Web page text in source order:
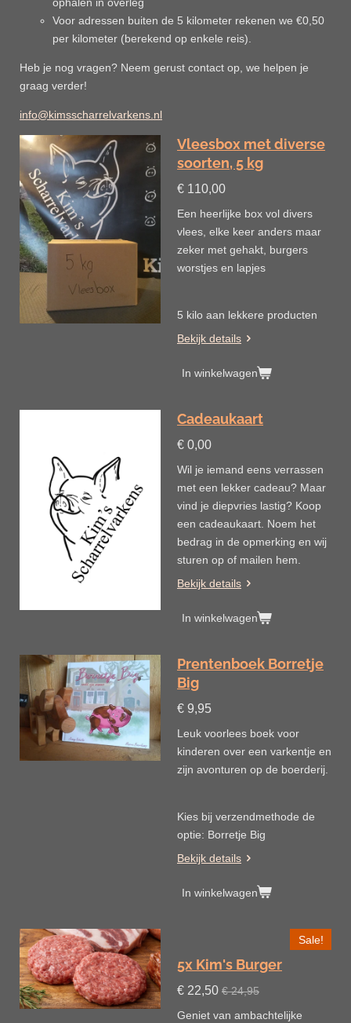
Voor adressen buiten de 5 kilometer rekenen we €0,50
per kilometer (berekend op enkele reis).
Heb je nog vragen? Neem gerust contact op, we helpen je
graag verder!
info@kimsscharrelvarkens.nl
Vleesbox met diverse
soorten, 5 kg
€ 110,00
Een heerlijke box vol divers
vlees, elke keer anders maar
zeker met gehakt, burgers
worstjes en lapjes
5 kilo aan lekkere producten
Bekijk details
In winkelwagen
Cadeaukaart
€ 0,00
Wil je iemand eens verrassen
met een lekker cadeau? Maar
vind je diepvries lastig? Koop
een cadeaukaart. Noem het
bedrag in de opmerking en wij
sturen op of mailen hem.
Bekijk details
In winkelwagen
Prentenboek Borretje
Big
€ 9,95
Leuk voorlees boek voor
kinderen over een varkentje en
zijn avonturen op de boerderij.
Kies bij verzendmethode de
optie: Borretje Big
Bekijk details
In winkelwagen
Sale!
5x Kim's Burger
€ 22,50 € 24,95
Geniet van ambachtelijke